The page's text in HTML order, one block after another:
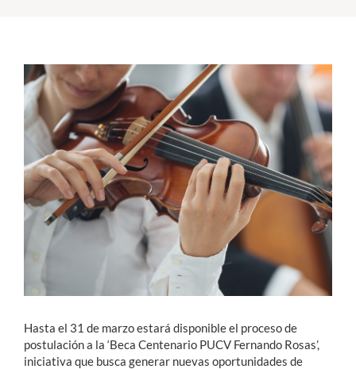
Estudiantes
Académicos
Funcionarios
Alumni
English
Hasta el 31 de marzo estará disponible el proceso de
postulación a la ‘Beca Centenario PUCV Fernando Rosas’,
iniciativa que busca generar nuevas oportunidades de